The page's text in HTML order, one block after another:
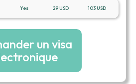
Yes 29 USD 103 USD
un visa